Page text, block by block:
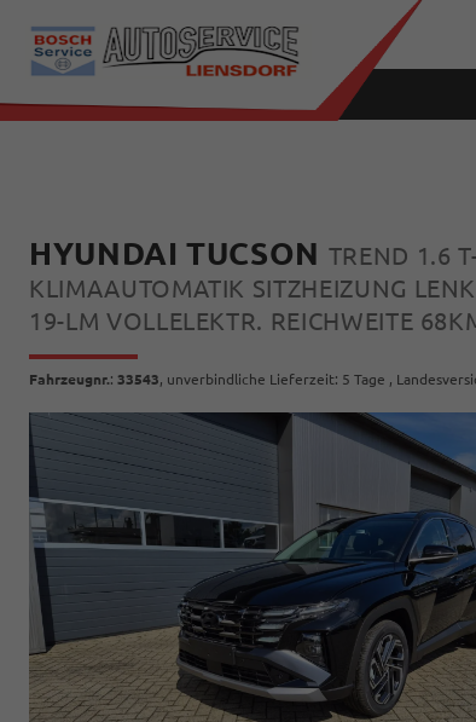
HYUNDAI TUCSON TREND 1.6
KLIMAAUTOMATIK SITZHEIZUNG
19-LM VOLLELEKTR. REICHWEITE
Fahrzeugnr.: 33543, unverbindliche Lieferzeit: 5 Tage ,